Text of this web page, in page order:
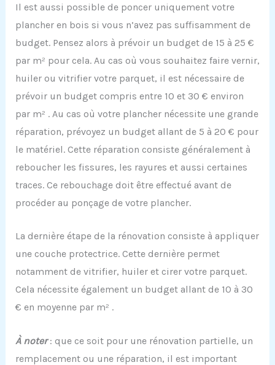
Il est aussi possible de poncer uniquement votre
plancher en bois si vous n’avez pas suffisamment de
budget. Pensez alors à prévoir un budget de 15 à 25 €
par m² pour cela. Au cas où vous souhaitez faire vernir,
huiler ou vitrifier votre parquet, il est nécessaire de
prévoir un budget compris entre 10 et 30 € environ
par m² . Au cas où votre plancher nécessite une grande
réparation, prévoyez un budget allant de 5 à 20 € pour
le matériel. Cette réparation consiste généralement à
reboucher les fissures, les rayures et aussi certaines
traces. Ce rebouchage doit être effectué avant de
procéder au ponçage de votre plancher.
La dernière étape de la rénovation consiste à appliquer
une couche protectrice. Cette dernière permet
notamment de vitrifier, huiler et cirer votre parquet.
Cela nécessite également un budget allant de 10 à 30
€ en moyenne par m² .
À noter: que ce soit pour une rénovation partielle, un
remplacement ou une réparation, il est important